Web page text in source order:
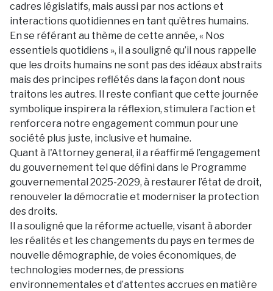
cadres législatifs, mais aussi par nos actions et
interactions quotidiennes en tant qu’êtres humains.
En se référant au thème de cette année, « Nos
essentiels quotidiens », il a souligné qu’il nous rappelle
que les droits humains ne sont pas des idéaux abstraits
mais des principes reflétés dans la façon dont nous
traitons les autres. Il reste confiant que cette journée
symbolique inspirera la réflexion, stimulera l’action et
renforcera notre engagement commun pour une
société plus juste, inclusive et humaine.
Quant à l'Attorney general, il a réaffirmé l’engagement
du gouvernement tel que défini dans le Programme
gouvernemental 2025-2029, à restaurer l’état de droit,
renouveler la démocratie et moderniser la protection
des droits.
Il a souligné que la réforme actuelle, visant à aborder
les réalités et les changements du pays en termes de
nouvelle démographie, de voies économiques, de
technologies modernes, de pressions
environnementales et d’attentes accrues en matière